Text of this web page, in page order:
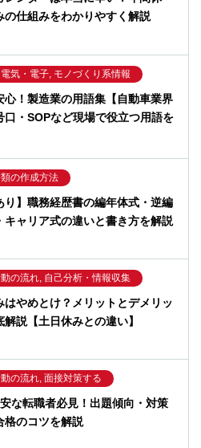
の仕組みをわかりやすく解説
気・電子, モノづくり系情報
心！製造業の用語集【自動車業界
口・SOPなど現場で役立つ用語を
の作成方法
り】職務経歴書の編年体式・逆編
キャリア式の違いと書き方を解説
の流れ, 自己分析・情報収集
はやめとけ？メリットとデメリッ
解説【土日休みとの違い】
の流れ, 面接対策する
な転職者必見！出題傾向・対策
格のコツを解説